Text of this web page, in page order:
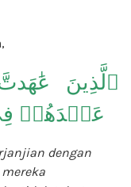
ٱلَّذِينَ
عَهۡدَهُمۡ فِي
dengan